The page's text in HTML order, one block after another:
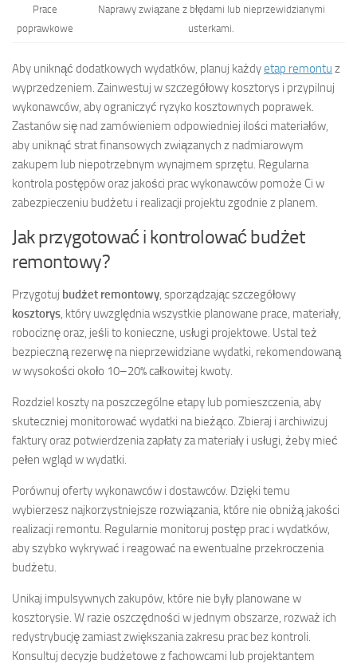
Prace
poprawkowe
Naprawy związane z błędami lub nieprzewidzianymi
usterkami.
Aby uniknąć dodatkowych wydatków, planuj każdyetap remontu z
wyprzedzeniem. Zainwestuj w szczegółowy kosztorys i przypilnuj
wykonawców, aby ograniczyć ryzyko kosztownych poprawek.
Zastanów się nad zamówieniem odpowiedniej ilości materiałów,
aby uniknąć strat finansowych związanych z nadmiarowym
zakupem lub niepotrzebnym wynajmem sprzętu. Regularna
kontrola postępów oraz jakości prac wykonawców pomoże Ci w
zabezpieczeniu budżetu i realizacji projektu zgodnie z planem.
Jak przygotować i kontrolować budżet
remontowy?
Przygotuj budżet remontowy , sporządzając szczegółowy
kosztorys , który uwzględnia wszystkie planowane prace, materiały,
robociznę oraz, jeśli to konieczne, usługi projektowe. Ustal też
bezpieczną rezerwę na nieprzewidziane wydatki, rekomendowaną
w wysokości około 10–20% całkowitej kwoty.
Rozdziel koszty na poszczególne etapy lub pomieszczenia, aby
skuteczniej monitorować wydatki na bieżąco. Zbieraj i archiwizuj
faktury oraz potwierdzenia zapłaty za materiały i usługi, żeby mieć
pełen wgląd w wydatki.
Porównuj oferty wykonawców i dostawców. Dzięki temu
wybierzesz najkorzystniejsze rozwiązania, które nie obniżą jakości
realizacji remontu. Regularnie monitoruj postęp prac i wydatków,
aby szybko wykrywać i reagować na ewentualne przekroczenia
budżetu.
Unikaj impulsywnych zakupów, które nie były planowane w
kosztorysie. W razie oszczędności w jednym obszarze, rozważ ich
redystrybucję zamiast zwiększania zakresu prac bez kontroli.
Konsultuj decyzje budżetowe z fachowcami lub projektantem